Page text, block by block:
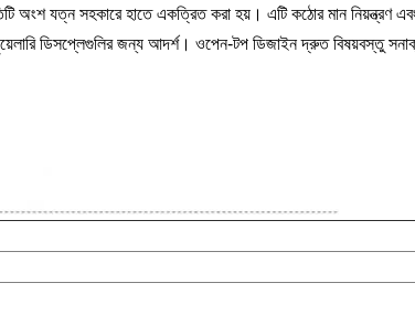
অংশ যত্ন সহকারে হাতে একত্রিত করা হয়। এটি কঠোর মান
ডিসপ্লেগুলির জন্য আদর্শ। ওপেন-টপ ডিজাইন দ্রুত বিষয়বস্তু